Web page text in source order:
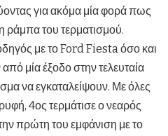
για ακόμα μία φορά πως
ράμπα του τερματισμού.
με το Ford Fiesta όσο και
μία έξοδο στην τελευταία
να εγκαταλείψουν. Με όλες
4ος τερμάτισε ο νεαρός
πρώτη του εμφάνιση με το